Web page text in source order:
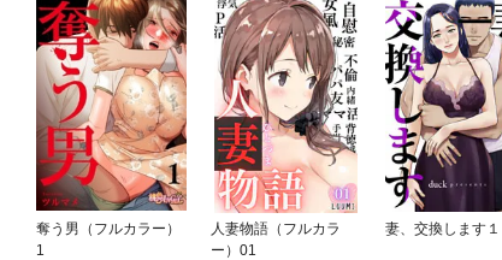
奪う男（フルカラー）
1
人妻物語（フルカラ
ー）01
妻、交換します１